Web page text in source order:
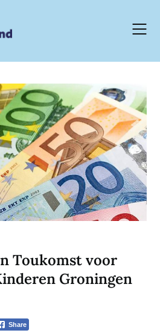
Toukomst voor
Groningen
Share